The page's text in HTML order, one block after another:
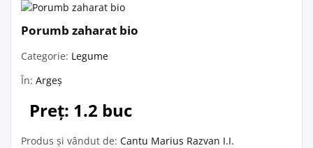
Porumb zaharat bio
Categorie: Legume
În: Argeș
Preț: 1.2 buc
Produs și vândut de: Cantu Marius Razvan I.I.